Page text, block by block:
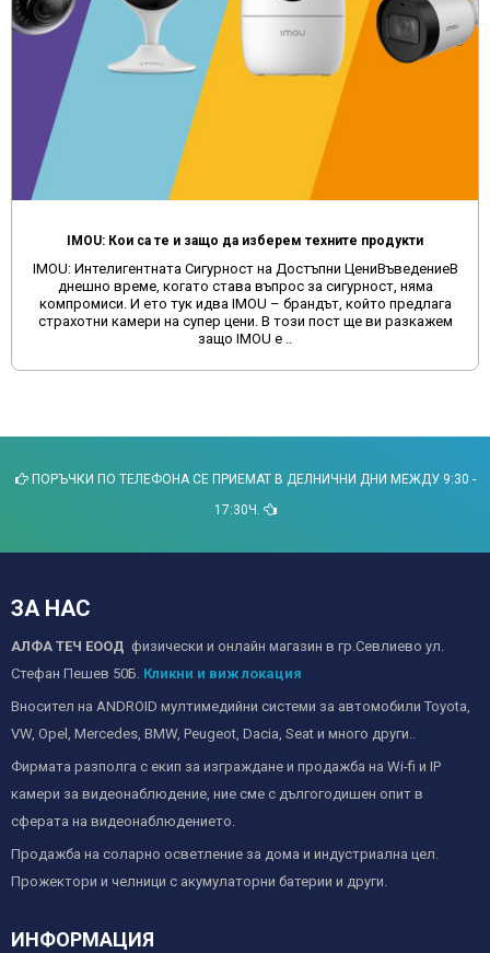
IMOU: Кои са те и защо да изберем техните продукти
IMOU: Интелигентната Сигурност на Достъпни ЦениВъведениеВ
днешно време, когато става въпрос за сигурност, няма
компромиси. И ето тук идва IMOU – брандът, който предлага
страхотни камери на супер цени. В този пост ще ви разкажем
защо IMOU е ..
ПОРЪЧКИ ПО ТЕЛЕФОНА СЕ ПРИЕМАТ В ДЕЛНИЧНИ ДНИ МЕЖДУ 9:30 -
17:30Ч.
ЗА НАС
АЛФА ТЕЧ ЕООД физически и онлайн магазин в гр.Севлиево ул.
Стефан Пешев 50Б. Кликни и виж локация
Вносител на ANDROID мултимедийни системи за автомобили Toyota,
VW, Opel, Mercedes, BMW, Peugeot, Dacia, Seat и много други..
Фирмата разполга с екип за изграждане и продажба на Wi-fi и IP
камери за видеонаблюдение, ние сме с дългогодишен опит в
сферата на видеонаблюдението.
Продажба на соларно осветление за дома и индустриална цел.
Прожектори и челници с акумулаторни батерии и други.
ИНФОРМАЦИЯ